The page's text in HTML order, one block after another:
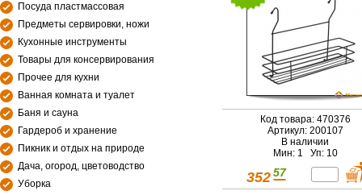
Посуда пластмассовая
Предметы сервировки, ножи
Кухонные инструменты
Товары для консервирования
Прочее для кухни
Ванная комната и туалет
Баня и сауна
Гардероб и хранение
Пикник и отдых на природе
Дача, огород, цветоводство
Уборка
Код товара: 470376
Артикул: 200107
В наличии
Мин: 1 Уп: 10
352 57